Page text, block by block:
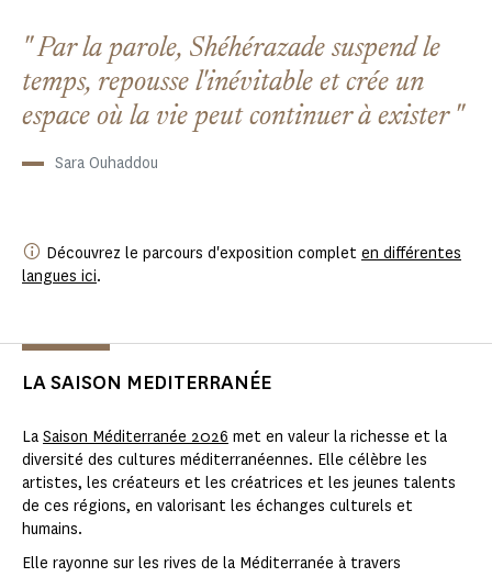
Par la parole, Shéhérazade suspend le
temps, repousse l'inévitable et crée un
espace où la vie peut continuer à exister
Sara Ouhaddou
Découvrez le parcours d'exposition complet en différentes
langues ici.
LA SAISON MEDITERRANÉE
La Saison Méditerranée 2026 met en valeur la richesse et la
diversité des cultures méditerranéennes. Elle célèbre les
artistes, les créateurs et les créatrices et les jeunes talents
de ces régions, en valorisant les échanges culturels et
humains.
Elle rayonne sur les rives de la Méditerranée à travers